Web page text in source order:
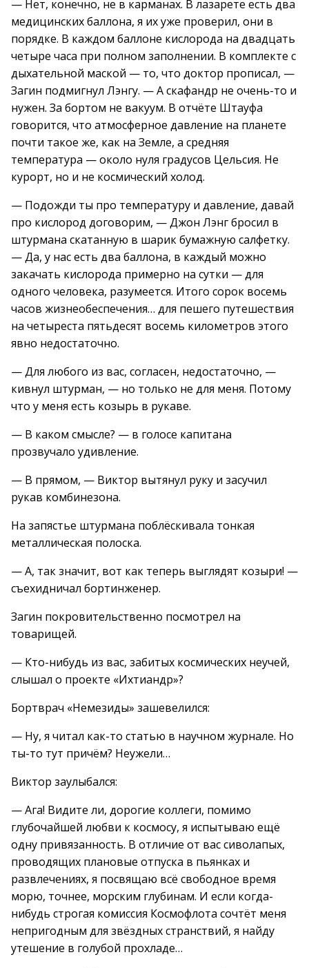
— Нет, конечно, не в карманах. В лазарете есть два
медицинских баллона, я их уже проверил, они в
порядке. В каждом баллоне кислорода на двадцать
четыре часа при полном заполнении. В комплекте с
дыхательной маской — то, что доктор прописал, —
Загин подмигнул Лэнгу. — А скафандр не очень-то и
нужен. За бортом не вакуум. В отчёте Штауфа
говорится, что атмосферное давление на планете
почти такое же, как на Земле, а средняя
температура — около нуля градусов Цельсия. Не
курорт, но и не космический холод.
— Подожди ты про температуру и давление, давай
про кислород договорим, — Джон Лэнг бросил в
штурмана скатанную в шарик бумажную салфетку.
— Да, у нас есть два баллона, в каждый можно
закачать кислорода примерно на сутки — для
одного человека, разумеется. Итого сорок восемь
часов жизнеобеспечения… для пешего путешествия
на четыреста пятьдесят восемь километров этого
явно недостаточно.
— Для любого из вас, согласен, недостаточно, —
кивнул штурман, — но только не для меня. Потому
что у меня есть козырь в рукаве.
— В каком смысле? — в голосе капитана
прозвучало удивление.
— В прямом, — Виктор вытянул руку и засучил
рукав комбинезона.
На запястье штурмана поблёскивала тонкая
металлическая полоска.
— А, так значит, вот как теперь выглядят козыри! —
съехидничал бортинженер.
Загин покровительственно посмотрел на
товарищей.
— Кто-нибудь из вас, забитых космических неучей,
слышал о проекте «Ихтиандр»?
Бортврач «Немезиды» зашевелился:
— Ну, я читал как-то статью в научном журнале. Но
ты-то тут причём? Неужели…
Виктор заулыбался:
— Ага! Видите ли, дорогие коллеги, помимо
глубочайшей любви к космосу, я испытываю ещё
одну привязанность. В отличие от вас сиволапых,
проводящих плановые отпуска в пьянках и
развлечениях, я посвящаю всё свободное время
морю, точнее, морским глубинам. И если когда-
нибудь строгая комиссия Космофлота сочтёт меня
непригодным для звёздных странствий, я найду
утешение в голубой прохладе…